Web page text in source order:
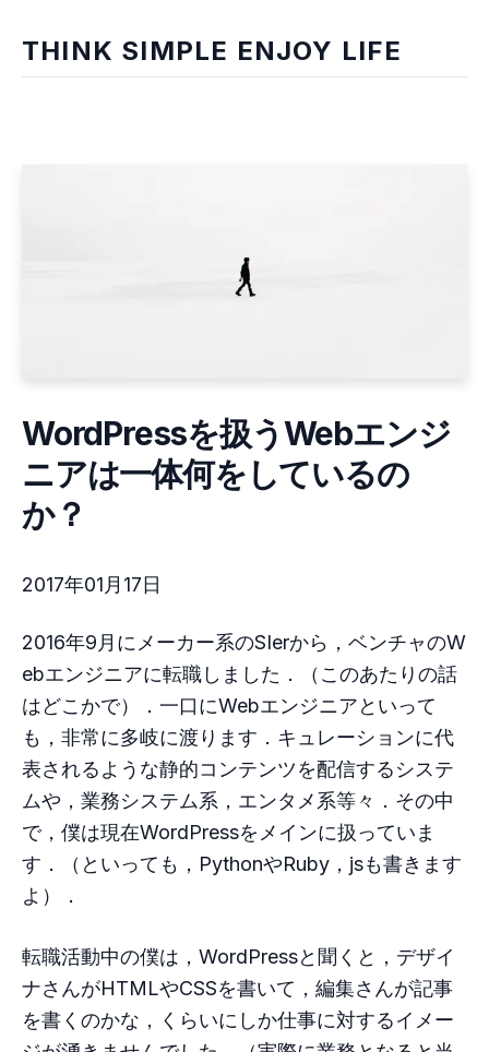
THINK SIMPLE ENJOY LIFE
WordPressを扱うWebエンジ
ニアは一体何をしているの
か？
2017年01月17日
2016年9月にメーカー系のSIerから，ベンチャのW
ebエンジニアに転職しました．（このあたりの話
はどこかで）．一口にWebエンジニアといって
も，非常に多岐に渡ります．キュレーションに代
表されるような静的コンテンツを配信するシステ
ムや，業務システム系，エンタメ系等々．その中
で，僕は現在WordPressをメインに扱っていま
す．（といっても，PythonやRuby，jsも書きます
よ）．
転職活動中の僕は，WordPressと聞くと，デザイ
ナさんがHTMLやCSSを書いて，編集さんが記事
を書くのかな，くらいにしか仕事に対するイメー